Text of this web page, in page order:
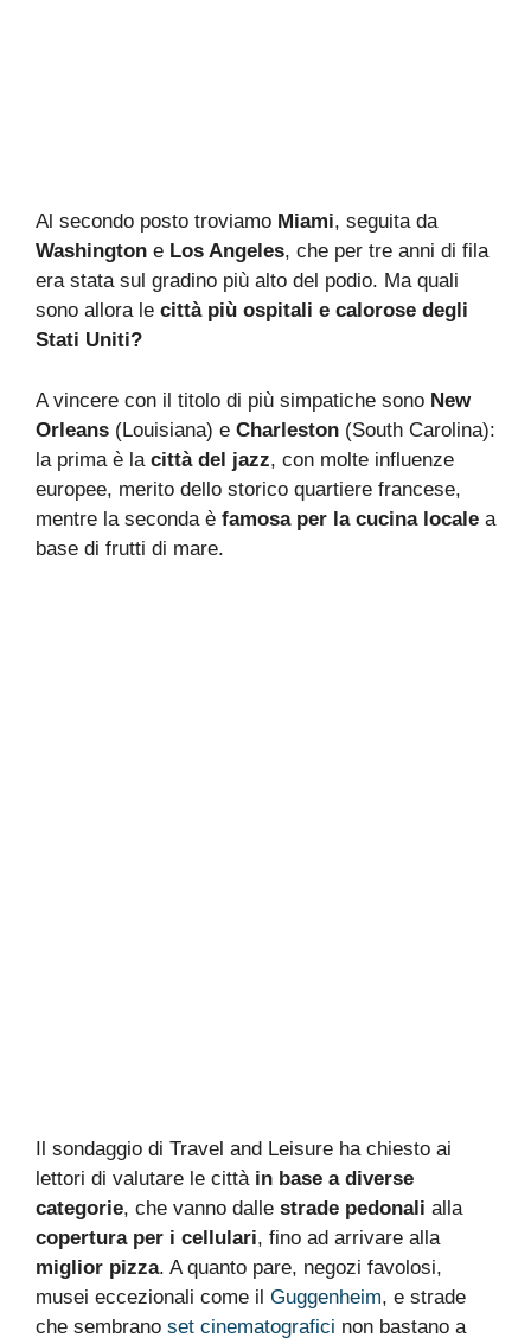
Al secondo posto troviamo Miami, seguita da
Washington e Los Angeles, che per tre anni di fila
era stata sul gradino più alto del podio. Ma quali
sono allora le città più ospitali e calorose degli
Stati Uniti?
A vincere con il titolo di più simpatiche sono New
Orleans (Louisiana) e Charleston (South Carolina):
la prima è la città del jazz, con molte influenze
europee, merito dello storico quartiere francese,
mentre la seconda è famosa per la cucina locale a
base di frutti di mare.
Il sondaggio di Travel and Leisure ha chiesto ai
lettori di valutare le città in base a diverse
categorie, che vanno dalle strade pedonali alla
copertura per i cellulari, fino ad arrivare alla
miglior pizza. A quanto pare, negozi favolosi,
musei eccezionali come il Guggenheim, e strade
che sembrano set cinematografici non bastano a